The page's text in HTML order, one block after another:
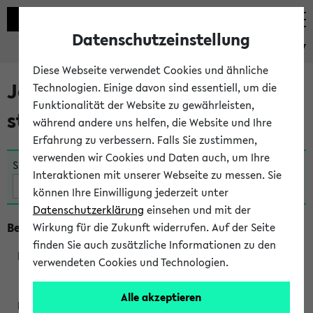
eKVV
Jetzt und in Kürze
stattfindende Veranstaltungen
Suche:
Beginn um 10 Uhr
Datenschutzeinstellung
Diese Webseite verwendet Cookies und ähnliche
Technologien. Einige davon sind essentiell, um die
Funktionalität der Website zu gewährleisten,
während andere uns helfen, die Website und Ihre
Erfahrung zu verbessern. Falls Sie zustimmen,
verwenden wir Cookies und Daten auch, um Ihre
Interaktionen mit unserer Webseite zu messen. Sie
können Ihre Einwilligung jederzeit unter
Datenschutzerklärung einsehen und mit der
Wirkung für die Zukunft widerrufen. Auf der Seite
finden Sie auch zusätzliche Informationen zu den
verwendeten Cookies und Technologien.
Alle akzeptieren